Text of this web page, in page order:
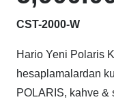
CST-2000-W
Hario Yeni Polaris
hesaplamalardan
POLARIS, kahve &